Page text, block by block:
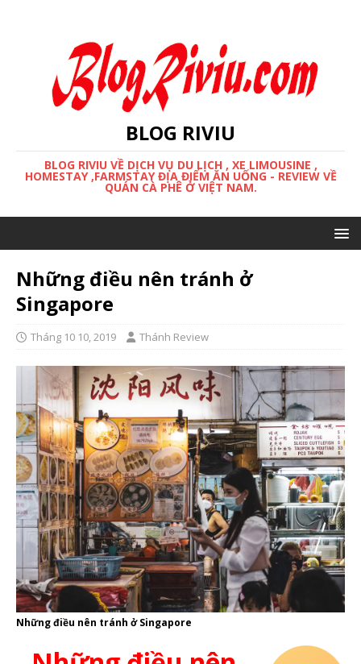
BLOG RIVIU
BLOG RIVIU VỀ DỊCH VỤ DU LỊCH , XE LIMOUSINE ,
HOMESTAY ,FARMSTAY ĐỊA ĐIỂM ĂN UỐNG - REVIEW VỀ
QUÁN CÀ PHÊ Ở VIỆT NAM.
Những điều nên tránh ở
Singapore
Tháng 10 10, 2019 Thánh Review
Những điều nên tránh ở Singapore